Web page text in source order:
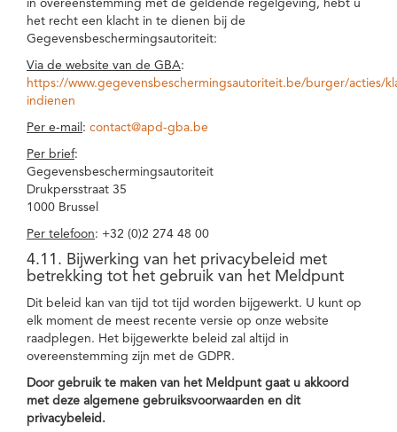
in overeenstemming met de geldende regelgeving, hebt u
het recht een klacht in te dienen bij de
Gegevensbeschermingsautoriteit:
Via de website van de GBA:
https://www.gegevensbeschermingsautoriteit.be/burger/acties/
indienen
Per e-mail : contact@apd-gba.be
Per brief:
Gegevensbeschermingsautoriteit
Drukpersstraat 35
1000 Brussel
Per telefoon: +32 (0)2 274 48 00
4.11. Bijwerking van het privacybeleid met
betrekking tot het gebruik van het Meldpunt
Dit beleid kan van tijd tot tijd worden bijgewerkt. U kunt op
elk moment de meest recente versie op onze website
raadplegen. Het bijgewerkte beleid zal altijd in
overeenstemming zijn met de GDPR.
Door gebruik te maken van het Meldpunt gaat u akkoord
met deze algemene gebruiksvoorwaarden en dit
privacybeleid.